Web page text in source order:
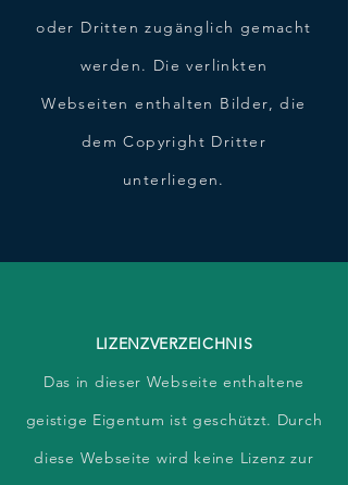
oder Dritten zugänglich gemacht
werden. Die verlinkten
Webseiten enthalten Bilder, die
dem Copyright Dritter
unterliegen.
LIZENZVERZEICHNIS
Das in dieser Webseite enthaltene
geistige Eigentum ist geschützt. Durch
diese Webseite wird keine Lizenz zur